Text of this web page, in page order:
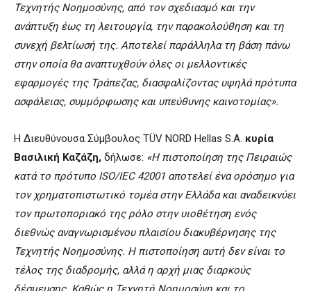
Τεχνητής Νοημοσύνης, από τον σχεδιασμό και την
ανάπτυξη έως τη λειτουργία, την παρακολούθηση και τη
συνεχή βελτίωσή της. Αποτελεί παράλληλα τη βάση πάνω
στην οποία θα αναπτυχθούν όλες οι μελλοντικές
εφαρμογές της Τράπεζας, διασφαλίζοντας υψηλά πρότυπα
ασφάλειας, συμμόρφωσης και υπεύθυνης καινοτομίας».
Η Διευθύνουσα Σύμβουλος TÜV NORD Hellas S.A. κυρία
Βασιλική Καζάζη, δήλωσε: «Η πιστοποίηση της Πειραιώς
κατά το πρότυπο ISO/IEC 42001 αποτελεί ένα ορόσημο για
τον χρηματοπιστωτικό τομέα στην Ελλάδα και αναδεικνύει
τον πρωτοποριακό της ρόλο στην υιοθέτηση ενός
διεθνώς αναγνωρισμένου πλαισίου διακυβέρνησης της
Τεχνητής Νοημοσύνης. Η πιστοποίηση αυτή δεν είναι το
τέλος της διαδρομής, αλλά η αρχή μιας διαρκούς